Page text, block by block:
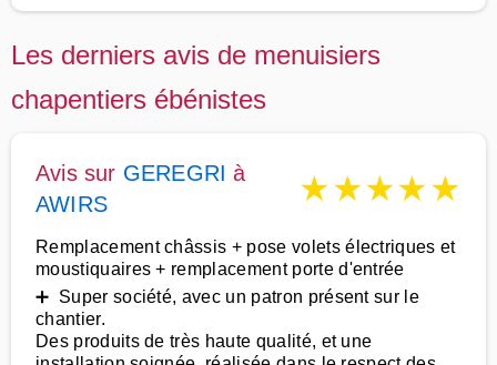
Les derniers avis de menuisiers
chapentiers ébénistes
Avis sur GEREGRI à
AWIRS
★★★★★
Remplacement châssis + pose volets électriques et
moustiquaires + remplacement porte d'entrée
➕ Super société, avec un patron présent sur le
chantier.
Des produits de très haute qualité, et une